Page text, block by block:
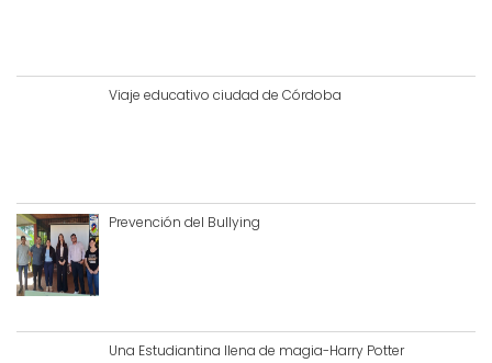
Viaje educativo ciudad de Córdoba
Prevención del Bullying
Una Estudiantina llena de magia-Harry Potter